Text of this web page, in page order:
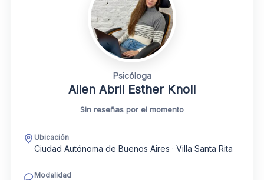
Psicóloga
Ailen Abril Esther Knoll
Sin reseñas por el momento
Ubicación
Ciudad Autónoma de Buenos Aires · Villa Santa Rita
Modalidad